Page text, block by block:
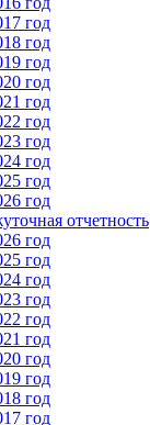
год
год
год
год
год
год
год
год
год
год
отчетность
год
год
год
год
год
год
год
год
год
год